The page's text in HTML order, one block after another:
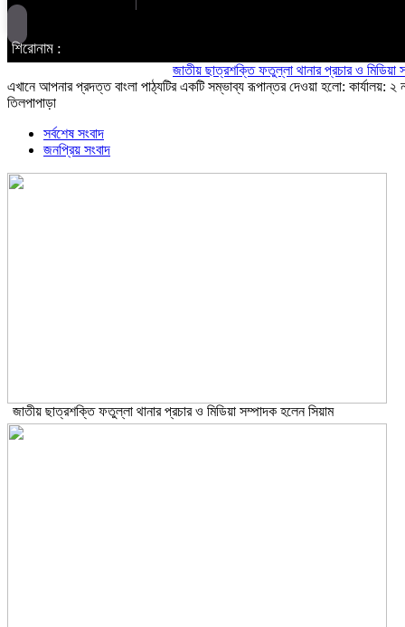
শিরোনাম :
জাতীয় ছাত্রশক্তি ফতুল্লা থানার প্রচার ও মিডিয়া সম্পাদক
এখানে আপনার প্রদত্ত বাংলা পাঠ্যটির একটি সম্ভাব্য রূপান্তর দেওয়া হলো: কার্যালয়: ২
তিলপাপাড়া
সর্বশেষ সংবাদ
জনপ্রিয় সংবাদ
জাতীয় ছাত্রশক্তি ফতুল্লা থানার প্রচার ও মিডিয়া সম্পাদক হলেন সিয়াম